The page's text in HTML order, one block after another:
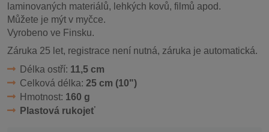
laminovaných materiálů, lehkých kovů, filmů apod.
Můžete je mýt v myčce.
Vyrobeno ve Finsku.
Záruka 25 let, registrace není nutná, záruka je automatická.
Délka ostří: 11,5 cm
Celková délka: 25 cm (10")
Hmotnost: 160 g
Plastová rukojeť